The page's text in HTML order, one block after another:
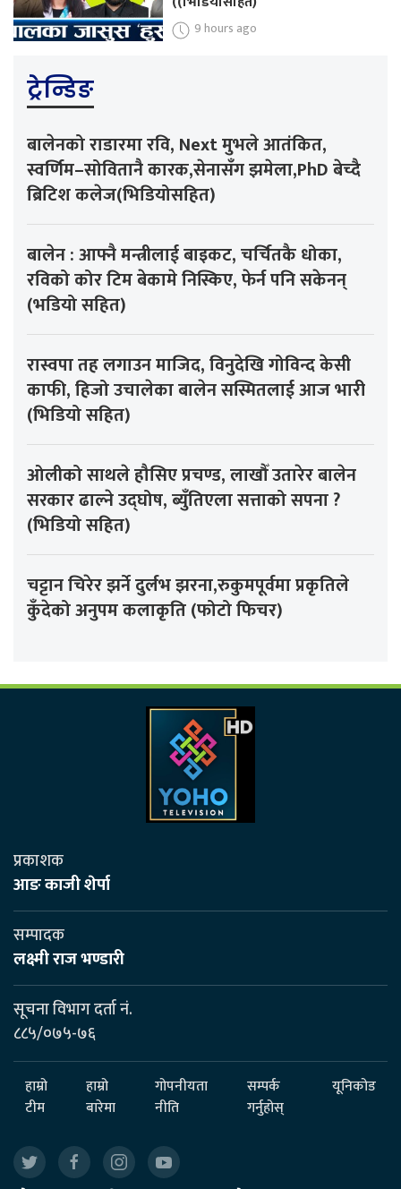
9 hours ago
ट्रेन्डिङ
बालेनको राडारमा रवि, Next मुभले आतंकित,
स्वर्णिम–सोवितानै कारक,सेनासँग झमेला,PhD बेच्दै
ब्रिटिश कलेज(भिडियोसहित)
बालेन : आफ्नै मन्त्रीलाई बाइकट, चर्चितकै धोका,
रविको कोर टिम बेकामे निस्किए, फेर्न पनि सकेनन्
(भडियो सहित)
रास्वपा तह लगाउन माजिद, विनुदेखि गोविन्द केसी
काफी, हिजो उचालेका बालेन सस्मितलाई आज भारी
(भिडियो सहित)
ओलीको साथले हौसिए प्रचण्ड, लाखौँ उतारेर बालेन
सरकार ढाल्ने उद्घोष, ब्युँतिएला सत्ताको सपना ?
(भिडियो सहित)
चट्टान चिरेर झर्ने दुर्लभ झरना,रुकुमपूर्वमा प्रकृतिले
कुँदेको अनुपम कलाकृति (फोटो फिचर)
प्रकाशक
आङ काजी शेर्पा
सम्पादक
लक्ष्मी राज भण्डारी
सूचना विभाग दर्ता नं.
८८५/०७५-७६
हाम्रो
टीम
हाम्रो
बारेमा
गोपनीयता
नीति
सम्पर्क
गर्नुहोस्
यूनिकोड